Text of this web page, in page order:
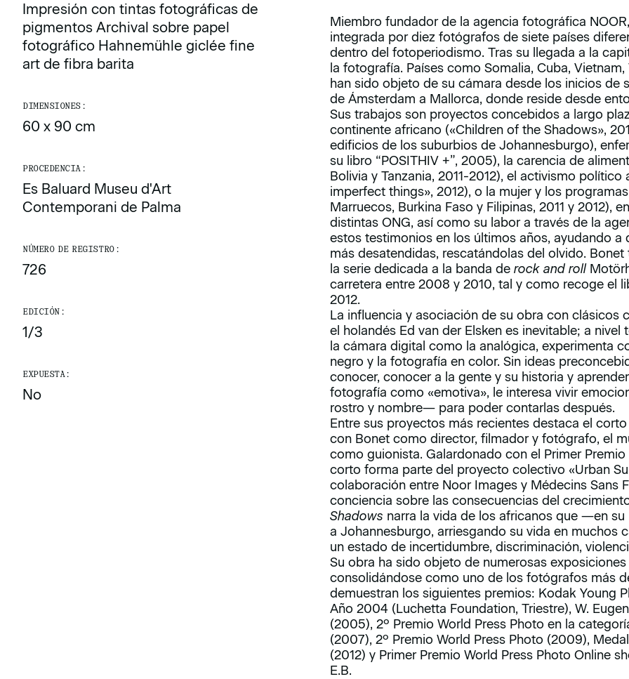
Impresión con tintas fotográficas de
pigmentos Archival sobre papel
fotográfico Hahnemühle giclée fine
art de fibra barita
DIMENSIONES:
60 x 90 cm
PROCEDENCIA:
Es Baluard Museu d'Art
Contemporani de Palma
NÚMERO DE REGISTRO:
726
EDICIÓN:
1/3
EXPUESTA:
No
Miembro fundador de la agencia fotográfica
integrada por diez fotógrafos de siete países
dentro del fotoperiodismo. Tras su llegada a la
la fotografía. Países como Somalia, Cuba,
han sido objeto de su cámara desde los inicios de
de Ámsterdam a Mallorca, donde reside desde
Sus trabajos son proyectos concebidos a largo
continente africano («Children of the Shadows»,
edificios de los suburbios de Johannesburgo),
su libro “POSITHIV +”, 2005), la carencia de
Bolivia y Tanzania, 2011-2012), el activismo
imperfect things», 2012), o la mujer y los
Marruecos, Burkina Faso y Filipinas, 2011 y 2012),
distintas ONG, así como su labor a través de la
estos testimonios en los últimos años, ayudando
más desatendidas, rescatándolas del olvido.
la serie dedicada a la banda derock and roll
carretera entre 2008 y 2010, tal y como recoge el
2012.
La influencia y asociación de su obra con clásicos
el holandés Ed van der Elsken es inevitable; a
la cámara digital como la analógica, experimenta
negro y la fotografía en color. Sin ideas
conocer, conocer a la gente y su historia y
fotografía como «emotiva», le interesa vivir
rostro y nombre― para poder contarlas después.
Entre sus proyectos más recientes destaca el
con Bonet como director, filmador y fotógrafo, el
como guionista. Galardonado con el Primer
corto forma parte del proyecto colectivo «Urban
colaboración entre Noor Images y Médecins Sans
conciencia sobre las consecuencias del
Shadows narra la vida de los africanos que ―en
a Johannesburgo, arriesgando su vida en muchos
un estado de incertidumbre, discriminación,
Su obra ha sido objeto de numerosas
consolidándose como uno de los fotógrafos más
demuestran los siguientes premios: Kodak Young
Año 2004 (Luchetta Foundation, Triestre), W.
(2005), 2º Premio World Press Photo en la
(2007), 2º Premio World Press Photo (2009),
(2012) y Primer Premio World Press Photo Online
E.B.